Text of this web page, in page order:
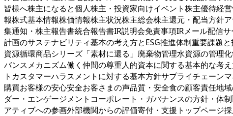
皆様へ株主になると個人株主・投資家向けイベント株主優待経
報株式基本情報株価情報株主状況株主総会株主還元・配当方針
集通知・株主報告書統合報告書IR説明会免責事項IRメール配信
計画のサステナビリティ基本の考え方とESG推進体制重要課題
資源循環商品シリーズ「素材に還る」廃棄物管理水資源の管理
バンスメカニズム働く仲間の尊重人的資本に関する基本的な考
トカスタマーハラスメントに対する基本方針サプライチェーン
購買お客様の安心安全お客さまの声品質・安全食の顧客責任地
ダー・エンゲージメントコーポレート・ガバナンスの方針・体
アティブへの参画外部機関からの評価寄付・支援トップページ